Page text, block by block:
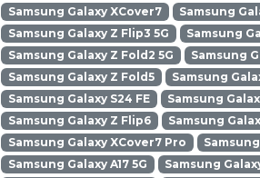
Samsung Galaxy XCover7
Samsung
Samsung Galaxy Z Flip3 5G
Samsung
Samsung Galaxy Z Fold2 5G
Samsung
Samsung Galaxy Z Fold5
Samsung
Samsung Galaxy S24 FE
Samsung
Samsung Galaxy Z Flip6
Samsung
Samsung Galaxy XCover7 Pro
Samsung Galaxy A17 5G
Samsung